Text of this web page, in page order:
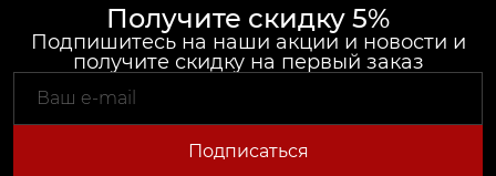
Получите скидку 5%
Подпишитесь на наши акции и новости и
получите скидку на первый заказ
Подписаться